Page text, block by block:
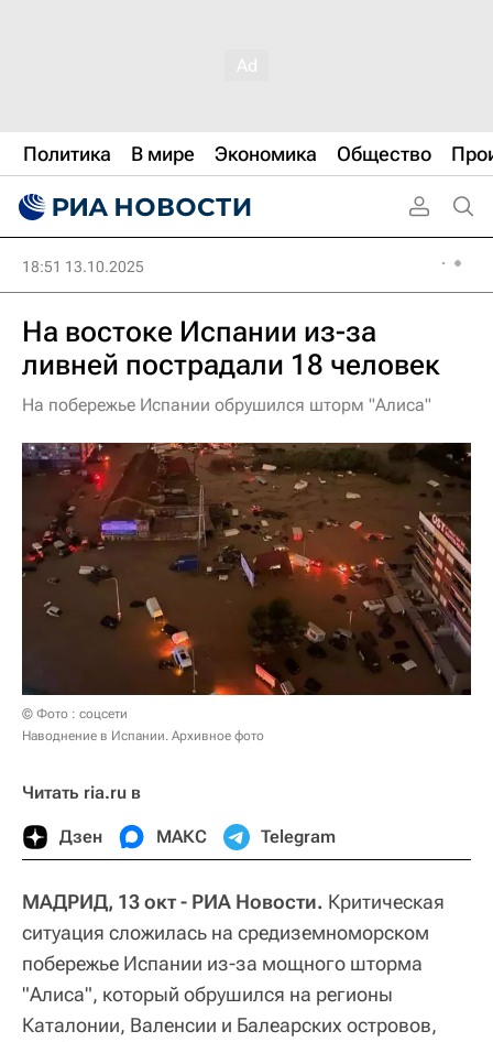
Политика В мире Экономика Общество
18:51 13.10.2025
На востоке Испании из-за
ливней пострадали 18 человек
На побережье Испании обрушился шторм "Алиса"
© Фото : соцсети
Наводнение в Испании. Архивное фото
Читать ria.ru в
Дзен МАКС Telegram
МАДРИД, 13 окт - РИА Новости. Критическая
ситуация сложилась на средиземноморском
побережье Испании из-за мощного шторма
"Алиса", который обрушился на регионы
Каталонии, Валенсии и Балеарских островов,